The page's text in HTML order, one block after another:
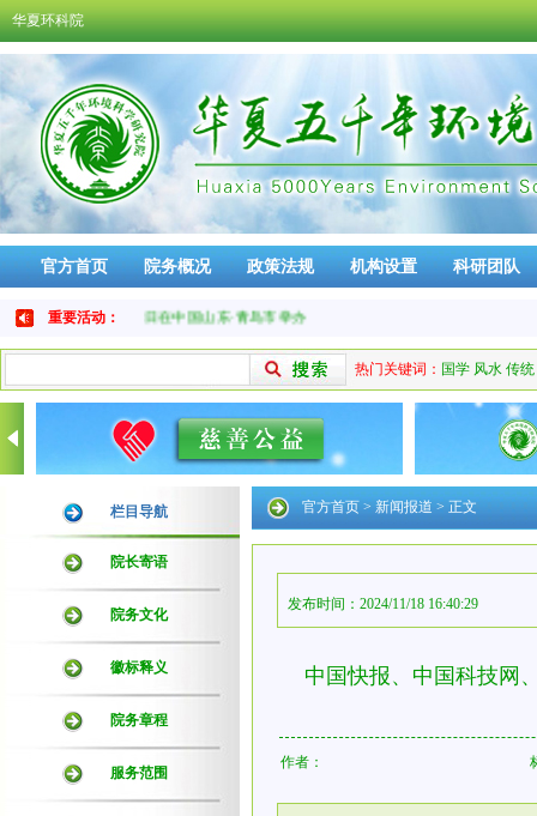
华夏环科院
官方首页 院务概况 政策法规 机构设置 科研团队
免责声明 品牌活动
重要活动：
9月9日-12日在中国山东·青岛市举办
热门关键词： 国学 风水 传统
栏目导航
院长寄语
院务文化
徽标释义
院务章程
服务范围
官方首页 > 新闻报道 > 正文
发布时间：2024/11/18 16:40:29
中国快报、中国科技网
作者：